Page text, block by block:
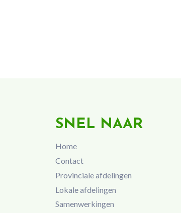
SNEL NAAR
Home
Contact
Provinciale afdelingen
Lokale afdelingen
Samenwerkingen